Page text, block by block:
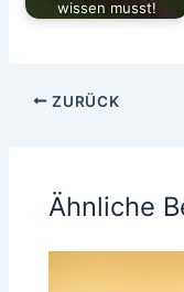
wissen musst!
ZURÜCK
Ähnliche